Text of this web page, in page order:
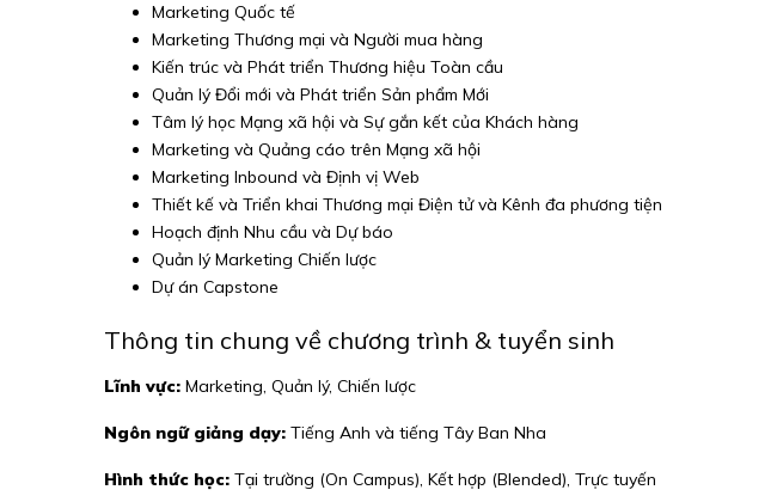
Marketing Quốc tế
Marketing Thương mại và Người mua hàng
Kiến trúc và Phát triển Thương hiệu Toàn cầu
Quản lý Đổi mới và Phát triển Sản phẩm Mới
Tâm lý học Mạng xã hội và Sự gắn kết của Khách hàng
Marketing và Quảng cáo trên Mạng xã hội
Marketing Inbound và Định vị Web
Thiết kế và Triển khai Thương mại Điện tử và Kênh đa phương tiện
Hoạch định Nhu cầu và Dự báo
Quản lý Marketing Chiến lược
Dự án Capstone
Thông tin chung về chương trình & tuyển sinh
Lĩnh vực: Marketing, Quản lý, Chiến lược
Ngôn ngữ giảng dạy: Tiếng Anh và tiếng Tây Ban Nha
Hình thức học: Tại trường (On Campus), Kết hợp (Blended), Trực tuyến